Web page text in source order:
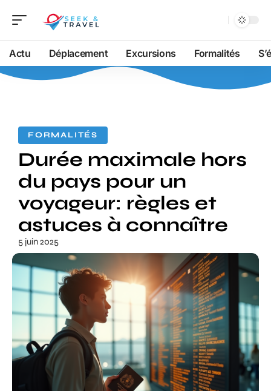
Actu Déplacement Excursions Formalités
FORMALITÉS
Durée maximale hors
du pays pour un
voyageur: règles et
astuces à connaître
5 juin 2025